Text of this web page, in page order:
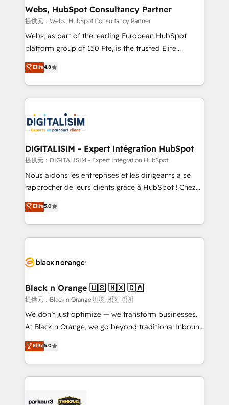
and build using HubSpot 🔌 Integrating HubSpot
with other systems 🎓 Training your teams to be
HubSpot pros 📊 Lead generation services using
HubSpot Why us? - SIX HubSpot Accreditations -
CRM, Solutions Architecture, Onboarding , Data
Migration, Custom Integration & Platform
team of 25+ experts Contact us today to help you
get more from your investment in HubSpot.
Webs, HubSpot Consultancy Partner
提供元：Webs, HubSpot Consultancy Partner
Webs, as part of the leading European HubSpot
platform group of 150 Fte, is the trusted Elite
HubSpot CRM Partner offering you a roadmap on
maximizing EBITDA and achieving Commercial
Excellence. With our targeted processes, we
strengthen your digital transformation and minimize
Implementation partner, we provide expertise to
drive your business forward. Since 2015 we are fully
dedicated to HubSpot and with an experienced
team (50+), we work with reputable companies in
B2B sectors such as manufacturing, SaaS and
business services. We prepare a customized
impact of your digital transformation, including a
detailed financial rationale with a focus on ROI and
embark on a transformational journey that sets your
business up for long-term success. Unlock your
business. If not now, when?
Elite4.8
DIGITALISIM - Expert Intégration HubSpot
提供元：DIGITALISIM - Expert Intégration HubSpot
Nous aidons les entreprises et les dirigeants à se
rapprocher de leurs clients grâce à HubSpot ! Chez
DIGITALISIM, nous avons l'intime conviction que la
réussite des entreprises passe par l’innovation web,
le marketing digital, et la relation client ! C'est
pourquoi, nos experts sont à la fois capables de
référencement, votre stratégie digitale et le pilotage
projet HubSpot avec DIGITALISIM : 🧽 Nettoyage,
migration et intégration des bases de données. 🚀
Développement des interfaces avec vos logiciels
métiers ⚙️ Configuration de la plateforme HubSpot
Book Process & Guidelines utilisateurs 🎓
Formations des utilisateurs
Elite5.0
Black n Orange 🇺🇸 🇲🇽 🇨🇦
提供元：Black n Orange 🇺🇸 🇲🇽 🇨🇦
We don’t just optimize — we transform businesses.
At Black n Orange, we go beyond traditional Inbound
Marketing with our exclusive methodologies:
BOOMS and BOOST. Together, they form a powerful
combination that has driven success for over 800
businesses worldwide. As Elite HubSpot Partners, we
strategies that integrate data-driven marketing,
Elite5.0